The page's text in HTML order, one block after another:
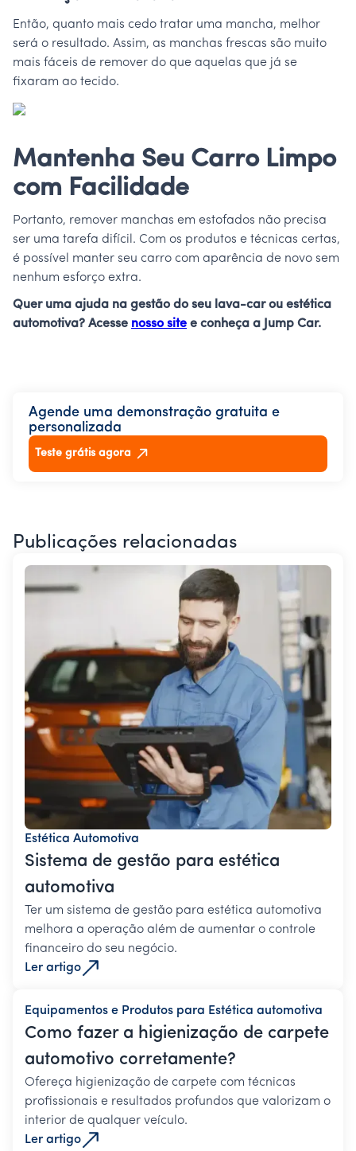
Então, quanto mais cedo tratar uma mancha, melhor
será o resultado. Assim, as manchas frescas são muito
mais fáceis de remover do que aquelas que já se
fixaram ao tecido.
Mantenha Seu Carro Limpo
com Facilidade
Portanto, remover manchas em estofados não precisa
ser uma tarefa difícil. Com os produtos e técnicas certas,
é possível manter seu carro com aparência de novo sem
nenhum esforço extra.
Quer uma ajuda na gestão do seu lava-car ou estética
automotiva? Acesse nosso site e conheça a Jump Car.
Agende uma demonstração gratuita e
personalizada
Teste grátis agora
Publicações relacionadas
Estética Automotiva
Sistema de gestão para estética
automotiva
Ter um sistema de gestão para estética automotiva
melhora a operação além de aumentar o controle
financeiro do seu negócio.
Ler artigo
Equipamentos e Produtos para Estética automotiva
Como fazer a higienização de carpete
automotivo corretamente?
Ofereça higienização de carpete com técnicas
profissionais e resultados profundos que valorizam o
interior de qualquer veículo.
Ler artigo